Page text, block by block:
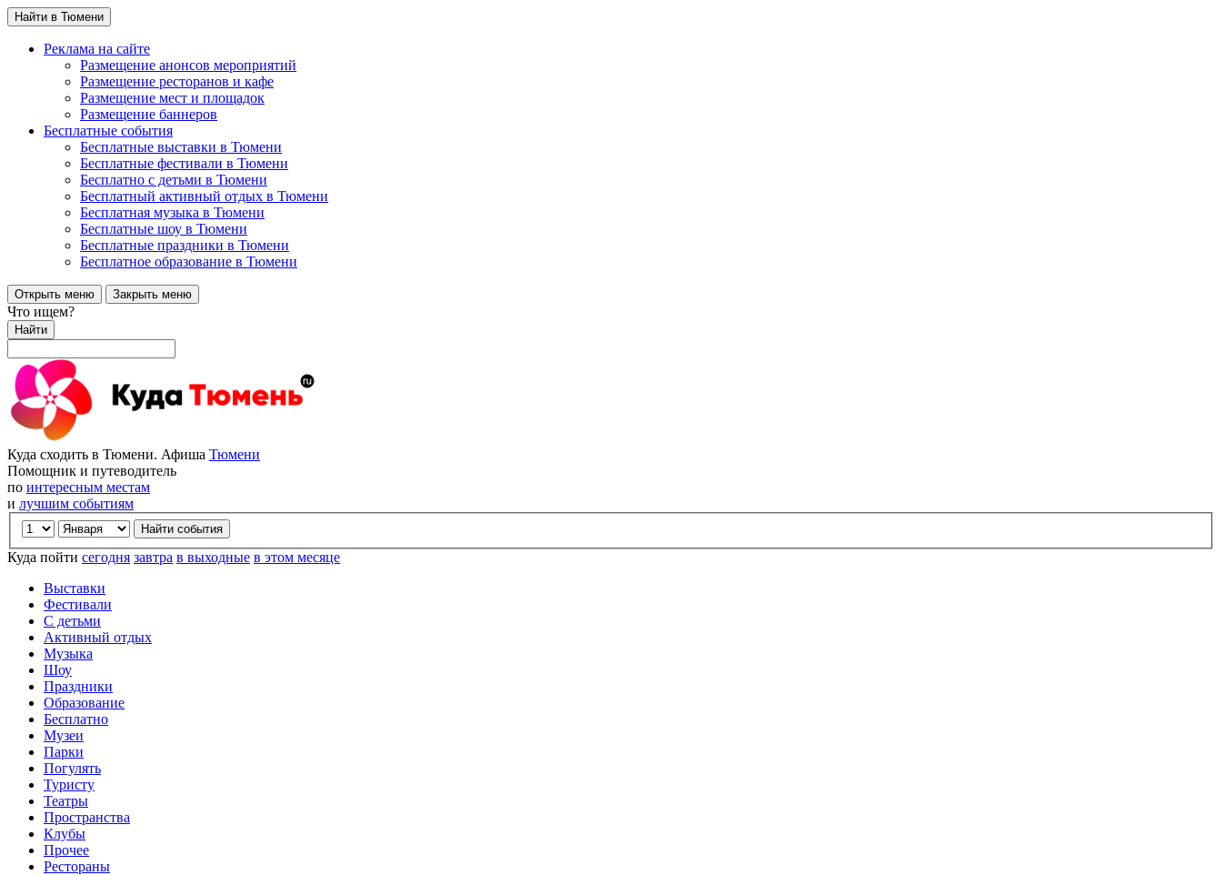
Найти в Тюмени
Реклама на сайте
Размещение анонсов мероприятий
Размещение ресторанов и кафе
Размещение мест и площадок
Размещение баннеров
Бесплатные события
Бесплатные выставки в Тюмени
Бесплатные фестивали в Тюмени
Бесплатно с детьми в Тюмени
Бесплатный активный отдых в Тюмени
Бесплатная музыка в Тюмени
Бесплатные шоу в Тюмени
Бесплатные праздники в Тюмени
Бесплатное образование в Тюмени
Открыть меню Закрыть меню
Что ищем?
Найти
Куда сходить в Тюмени. Афиша Тюмени
Помощник и путеводитель
по интересным местам
и лучшим событиям
Куда пойти сегодня завтра в выходные в этом месяце
Выставки
Фестивали
С детьми
Активный отдых
Музыка
Шоу
Праздники
Образование
Бесплатно
Музеи
Парки
Погулять
Туристу
Театры
Пространства
Клубы
Прочее
Рестораны